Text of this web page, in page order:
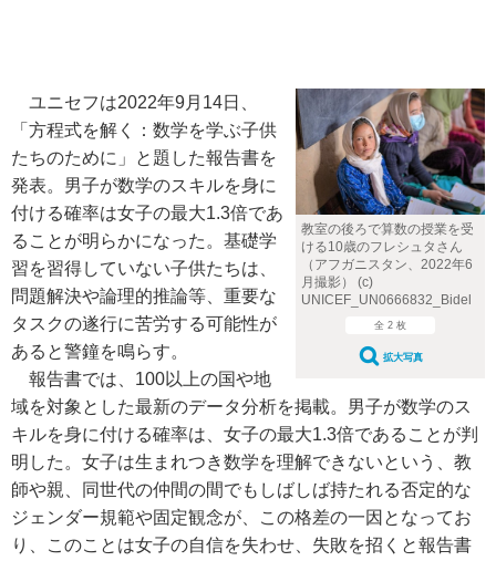
教室の後ろで算数の授業を受
ける10歳のフレシュタさん
（アフガニスタン、2022年6
月撮影） (c)
UNICEF_UN0666832_Bidel
全 2 枚
拡大写真
ユニセフは2022年9月14日、
「方程式を解く：数学を学ぶ子供
たちのために」と題した報告書を
発表。男子が数学のスキルを身に
付ける確率は女子の最大1.3倍であ
ることが明らかになった。基礎学
習を習得していない子供たちは、
問題解決や論理的推論等、重要な
タスクの遂行に苦労する可能性が
あると警鐘を鳴らす。
報告書では、100以上の国や地
域を対象とした最新のデータ分析を掲載。男子が数学のス
キルを身に付ける確率は、女子の最大1.3倍であることが判
明した。女子は生まれつき数学を理解できないという、教
師や親、同世代の仲間の間でもしばしば持たれる否定的な
ジェンダー規範や固定観念が、この格差の一因となってお
り、このことは女子の自信を失わせ、失敗を招くと報告書